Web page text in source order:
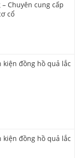
Chuyên cung cấp
cổ
kiện đồng hồ quả lắc
kiện đồng hồ quả lắc